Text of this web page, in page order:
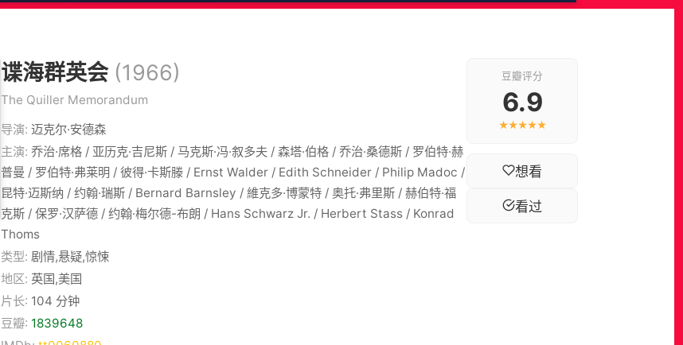
谍海群英会 (1966)
The Quiller Memorandum
导演: 迈克尔·安德森
主演: 乔治·席格 / 亚历克·吉尼斯 / 马克斯·冯·叙多夫 / 森塔·伯格 / 乔治·桑德斯 / 罗伯特·赫
普曼 / 罗伯特·弗莱明 / 彼得·卡斯滕 / Ernst Walder / Edith Schneider / Philip Madoc /
昆特·迈斯纳 / 约翰·瑞斯 / Bernard Barnsley / 維克多·博蒙特 / 奥托·弗里斯 / 赫伯特·福
克斯 / 保罗·汉萨德 / 约翰·梅尔德-布朗 / Hans Schwarz Jr. / Herbert Stass / Konrad
Thoms
类型: 剧情,悬疑,惊悚
地区: 英国,美国
片长: 104 分钟
豆瓣: 1839648
豆瓣评分
6.9
★★★★★
想看
看过